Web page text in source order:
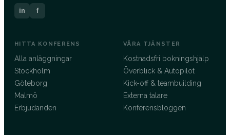
in f
HITTA KONFERENS
Alla anläggningar
Stockholm
Göteborg
Malmö
Erbjudanden
VÅRA TJÄNSTER
Kostnadsfri bokningshjälp
Överblick & Autopilot
Kick-off & teambuilding
Externa talare
Konferensbloggen